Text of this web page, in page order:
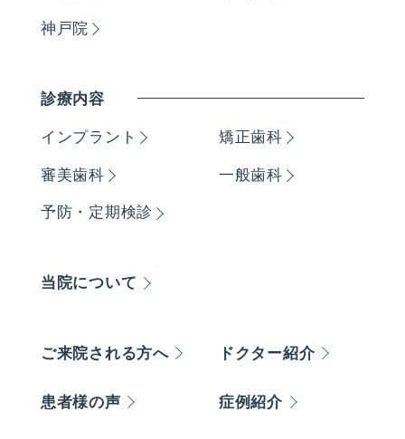
神戸院
診療内容
インプラント 矯正歯科
審美歯科 一般歯科
予防・定期検診
当院について
ご来院される方へ ドクター紹介
患者様の声 症例紹介